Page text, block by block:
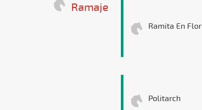
Ramaje
Ramita En Flor
Politarch